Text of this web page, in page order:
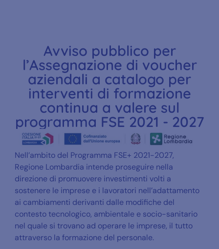
Avviso pubblico per
l’Assegnazione di voucher
aziendali a catalogo per
interventi di formazione
continua a valere sul
programma FSE 2021 - 2027
Nell’ambito del Programma FSE+ 2021-2027,
Regione Lombardia intende proseguire nella
direzione di promuovere investimenti volti a
sostenere le imprese e i lavoratori nell’adattamento
ai cambiamenti derivanti dalle modifiche del
contesto tecnologico, ambientale e socio-sanitario
nel quale si trovano ad operare le imprese, il tutto
attraverso la formazione del personale.